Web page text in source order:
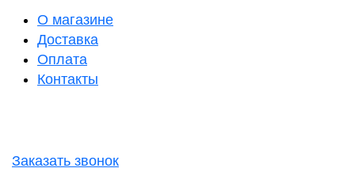
О магазине
Доставка
Оплата
Контакты
Заказать звонок